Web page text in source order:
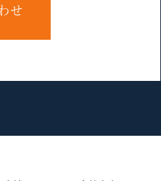
せ